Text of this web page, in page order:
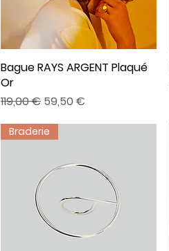
Aperçu rapide
Bague RAYS ARGENT Plaqué
Or
Prix original
119,00 € Prix promotionnel
59,50 €
Braderie